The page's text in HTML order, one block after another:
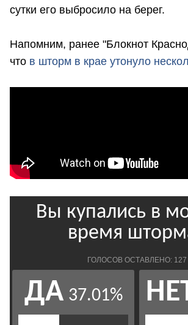
сутки его выбросило на берег.
Напомним, ранее "Блокнот
что в шторм в крае утонуло